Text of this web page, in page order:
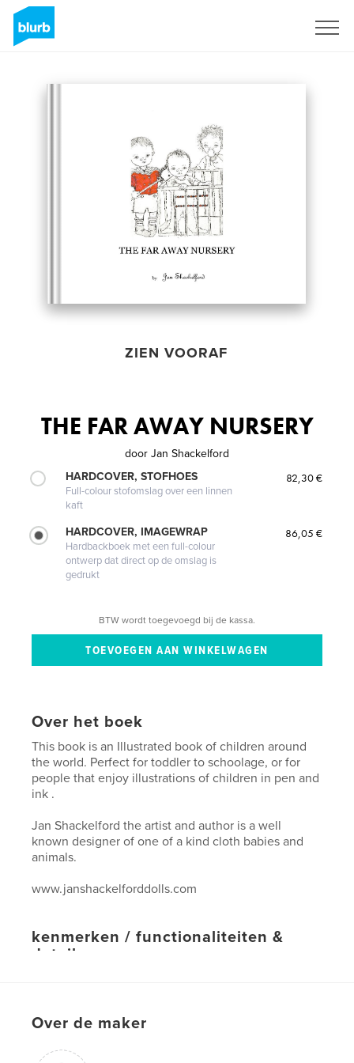
ZIEN VOORAF
THE FAR AWAY NURSERY
door Jan Shackelford
HARDCOVER, STOFHOES
Full-colour stofomslag over een linnen
kaft
82,30 €
HARDCOVER, IMAGEWRAP
Hardbackboek met een full-colour
ontwerp dat direct op de omslag is
gedrukt
86,05 €
BTW wordt toegevoegd bij de kassa.
Over het boek
This book is an Illustrated book of children around
the world. Perfect for toddler to schoolage, or for
people that enjoy illustrations of children in pen and
ink .
Jan Shackelford the artist and author is a well
known designer of one of a kind cloth babies and
animals.
www.janshackelforddolls.com
kenmerken / functionaliteiten &
details
Aantal pagina's:48
Over de maker